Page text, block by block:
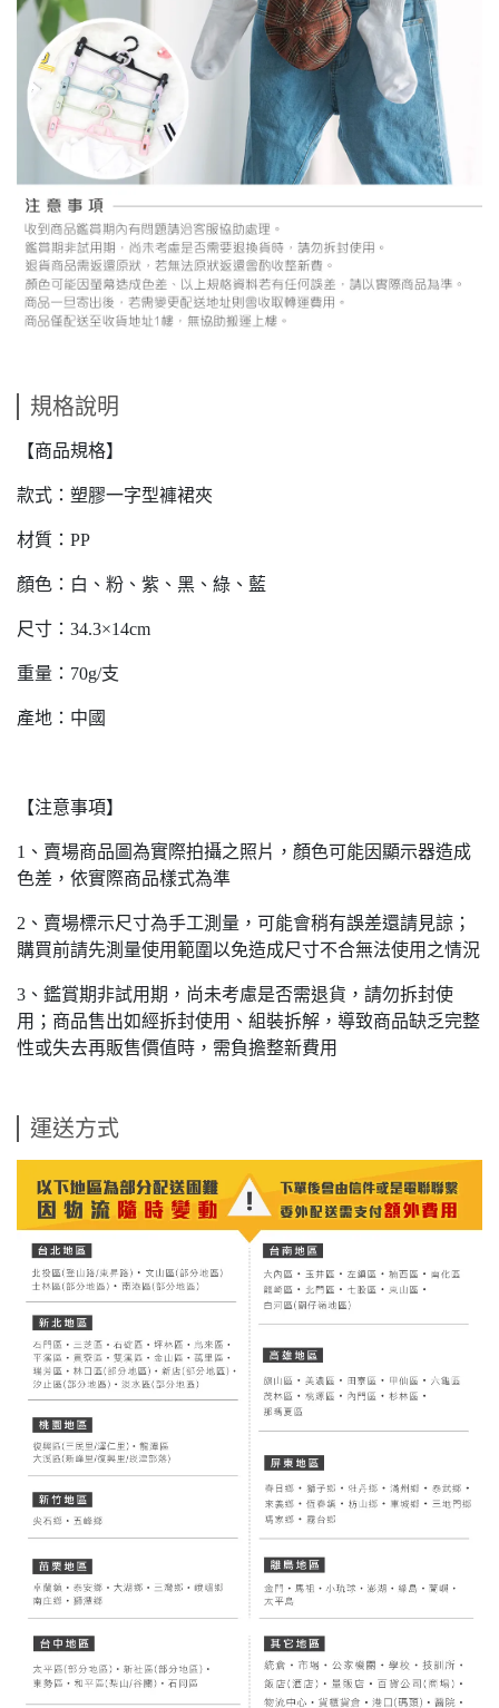
規格說明
【商品規格】
款式：塑膠一字型褲裙夾
材質：PP
顏色：白、粉、紫、黑、綠、藍
尺寸：34.3×14cm
重量：70g/支
產地：中國
【注意事項】
1、賣場商品圖為實際拍攝之照片，顏色可能因顯示器造成
色差，依實際商品樣式為準
2、賣場標示尺寸為手工測量，可能會稍有誤差還請見諒；
購買前請先測量使用範圍以免造成尺寸不合無法使用之情況
3、鑑賞期非試用期，尚未考慮是否需退貨，請勿拆封使
用；商品售出如經拆封使用、組裝拆解，導致商品缺乏完整
性或失去再販售價值時，需負擔整新費用
運送方式